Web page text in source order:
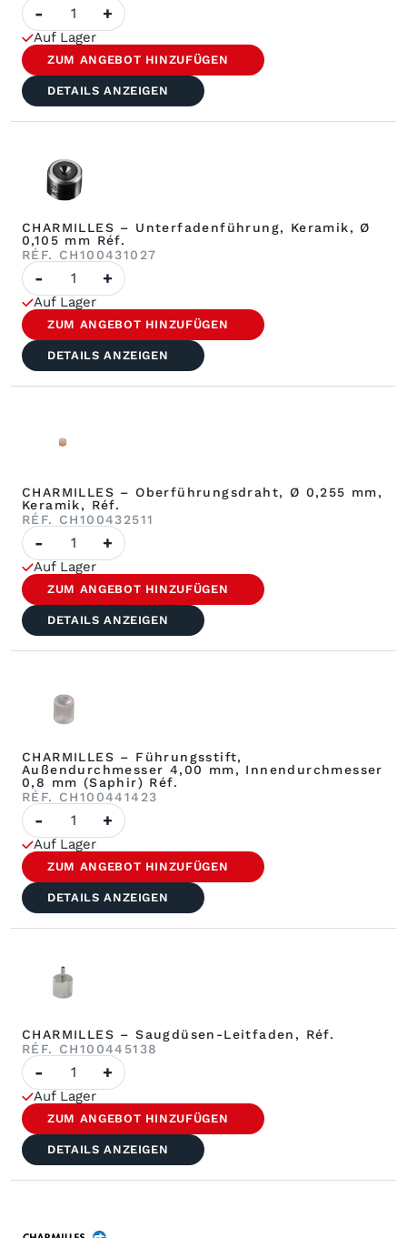
an
CHARMILLES
–
Keramik-
Führungsdraht,
Ø
0,105
mm,
- +
Auf Lager
ZUM ANGEBOT HINZUFÜGEN
DETAILS ANZEIGEN
CHARMILLES – Unterfadenführung, Keramik, Ø
0,105 mm Réf.
RÉF. CH100431027
Menge
an
CHARMILLES
–
Unterfadenführung,
Keramik,
Ø
0,105
mm
- +
Auf Lager
ZUM ANGEBOT HINZUFÜGEN
DETAILS ANZEIGEN
CHARMILLES – Oberführungsdraht, Ø 0,255 mm,
Keramik, Réf.
RÉF. CH100432511
Anzahl
CHARMILLES
–
Oberfadenführung,
Ø
0,255
mm,
Keramik
Réf.
- +
Auf Lager
ZUM ANGEBOT HINZUFÜGEN
DETAILS ANZEIGEN
CHARMILLES – Führungsstift,
Außendurchmesser 4,00 mm, Innendurchmesser
0,8 mm (Saphir) Réf.
RÉF. CH100441423
Anzahl
der
CHARMILLES
–
Führungsstift,
Außen-
ø
4,00
mm,
(Saphir),
- +
Auf Lager
ZUM ANGEBOT HINZUFÜGEN
DETAILS ANZEIGEN
CHARMILLES – Saugdüsen-Leitfaden, Réf.
RÉF. CH100445138
Anzahl
von
CHARMILLES
–
Saugdüsen-
Leitfaden,
Réf.
- +
Auf Lager
ZUM ANGEBOT HINZUFÜGEN
DETAILS ANZEIGEN